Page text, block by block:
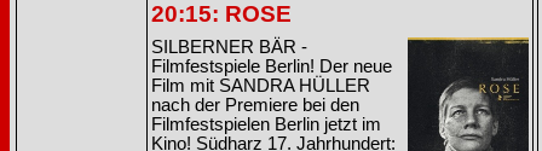
20:15: ROSE
SILBERNER BÄR -
Filmfestspiele Berlin! Der neue
Film mit SANDRA HÜLLER
nach der Premiere bei den
Filmfestspielen Berlin jetzt im
Kino! Südharz 17. Jahrhundert: